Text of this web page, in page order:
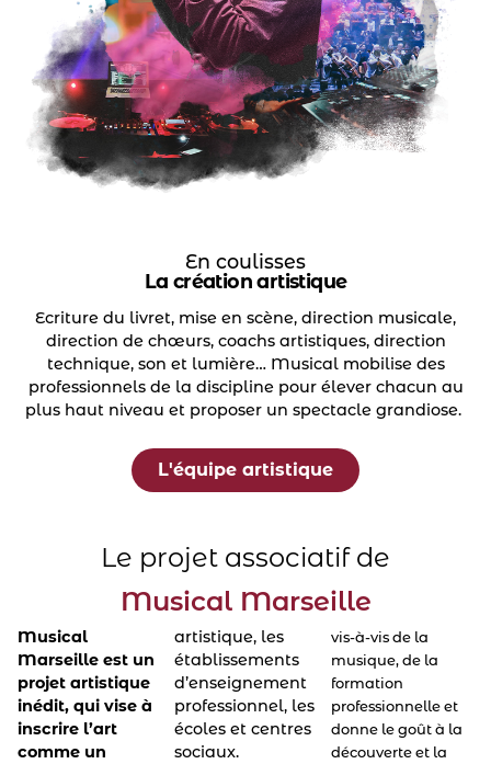
En coulisses
La création artistique
Ecriture du livret, mise en scène, direction musicale,
direction de chœurs, coachs artistiques, direction
technique, son et lumière… Musical mobilise des
professionnels de la discipline pour élever chacun au
plus haut niveau et proposer un spectacle grandiose.
L'équipe artistique
Le projet associatif de
Musical Marseille
Musical
Marseille est un
projet artistique
inédit, qui vise à
inscrire l’art
comme un
artistique, les
établissements
d’enseignement
professionnel, les
écoles et centres
sociaux.
vis-à-vis de la
musique, de la
formation
professionnelle et
donne le goût à la
découverte et la